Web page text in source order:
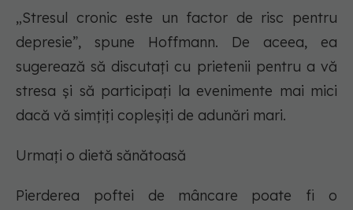
„Stresul cronic este un factor de risc pentru
depresie”, spune Hoffmann. De aceea, ea
sugerează să discutați cu prietenii pentru a vă
stresa și să participați la evenimente mai mici
dacă vă simțiți copleșiți de adunări mari.
Urmați o dietă sănătoasă
Pierderea poftei de mâncare poate fi o